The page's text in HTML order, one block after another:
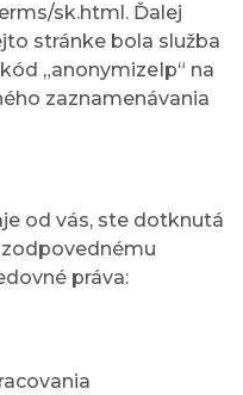
sk.html. Ďalej
stránke bola služba
„anonymizeIp“ na
zaznamenávania
od vás, ste dotknutá
zodpovednému
práva: